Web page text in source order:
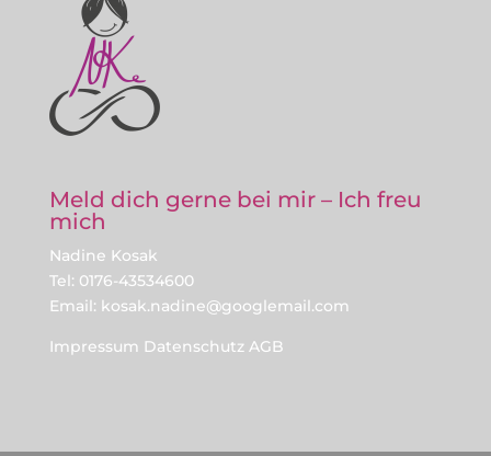
Meld dich gerne bei mir – Ich freu
mich
Nadine Kosak
Tel: 0176-43534600
Email: kosak.nadine@googlemail.com
Impressum Datenschutz AGB